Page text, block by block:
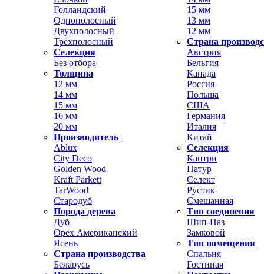
Голландский
Однополосный
Двухполосный
Трёхполосный
Селекция
Без отбора
15 мм
13 мм
12 мм
Страна
Австрия
Бельгия
Толщина
12 мм
14 мм
15 мм
16 мм
20 мм
Производитель
Ablux
City Deco
Golden Wood
Kraft Parkett
TarWood
Стародуб
Порода дерева
Дуб
Орех Американский
Ясень
Страна производства
Беларусь
Канада
Россия
Польша
США
Германия
Италия
Китай
Селекция
Кантри
Натур
Селект
Рустик
Смешанная
Тип соединения
Шип-Паз
Замковой
Тип помещения
Спальня
Гостиная